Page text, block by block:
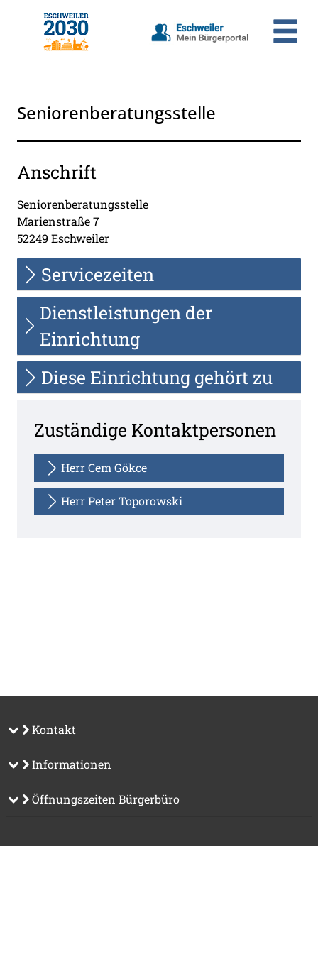
Zum Hauptinhalt springen
Seniorenberatungsstelle
Anschrift
Seniorenberatungsstelle
Marienstraße7
52249 Eschweiler
Servicezeiten
Dienstleistungen der
Einrichtung
Diese Einrichtung gehört zu
Zuständige Kontaktpersonen
Herr Cem Gökce
Herr Peter Toporowski
Kontakt
Informationen
Öffnungszeiten Bürgerbüro